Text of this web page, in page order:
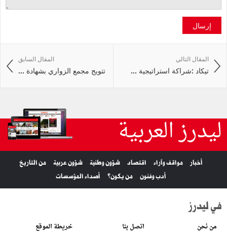
إرسال
المقال السابق
تتويج مجمع الزواري بشهادة ...
المقال التالي
تيكاد :شراكة استراتيجية ...
ليدرز العربية
أخبار مواقف وآراء اقتصاد شؤون وطنية شؤون عربية
من التاريخ
أدب وفنون
من يكون؟ أصداء المؤسسات
في ليدرز
من نحن اتصل بنا خريطة الموقع